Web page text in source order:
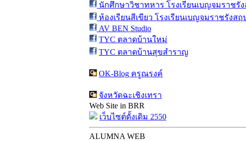
นักศึกษาวิชาทหาร โรงเรียนเบญจมราชรั
ห้องเรียนสีเขียว โรงเรียนเบญจมราชรังสฤ
AV BEN Studio
TYC ตลาดบ้านใหม่
TYC ตลาดบ้านสุขสำราญ
OK-Blog ครูณรงค์
จังหวัดฉะเชิงเทรา
Web Site in BRR
เว็บไซต์ดั้งเดิม 2550
ALUMNA WEB